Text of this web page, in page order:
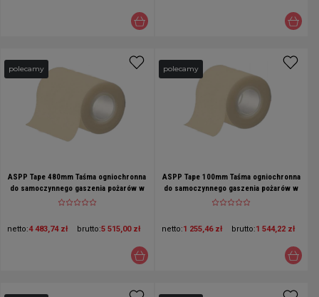
ASPP Tape 480mm Taśma ogniochronna
do samoczynnego gaszenia pożarów w
rozdzielnicach elektrycznych i
netto:4 483,74 zł brutto:5 515,00 zł
polecamy
ASPP Tape 100mm Taśma ogniochronna
do samoczynnego gaszenia pożarów w
rozdzielnicach elektrycznych i
netto:1 255,46 zł brutto:1 544,22 zł
polecamy